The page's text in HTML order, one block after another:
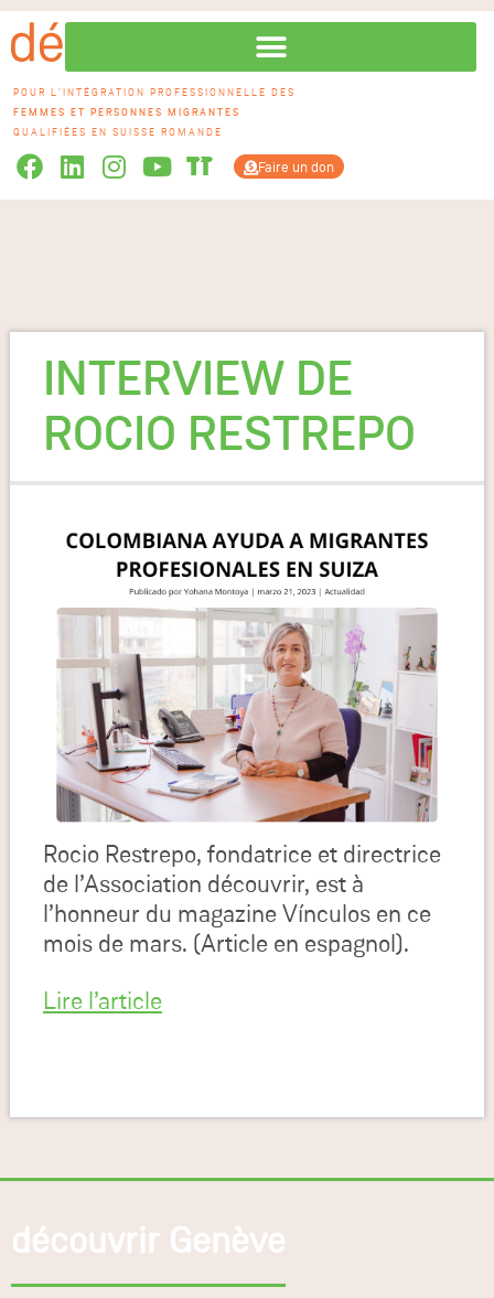
POUR L'INTÉGRATION PROFESSIONNELLE DES
FEMMES ET PERSONNES MIGRANTES
QUALIFIÉES EN SUISSE ROMANDE
Faire un don
INTERVIEW DE
ROCIO RESTREPO
Rocio Restrepo, fondatrice et directrice
de l’Association découvrir, est à
l’honneur du magazine Vínculos en ce
mois de mars. (Article en espagnol).
Lire l’article
découvrir Genève